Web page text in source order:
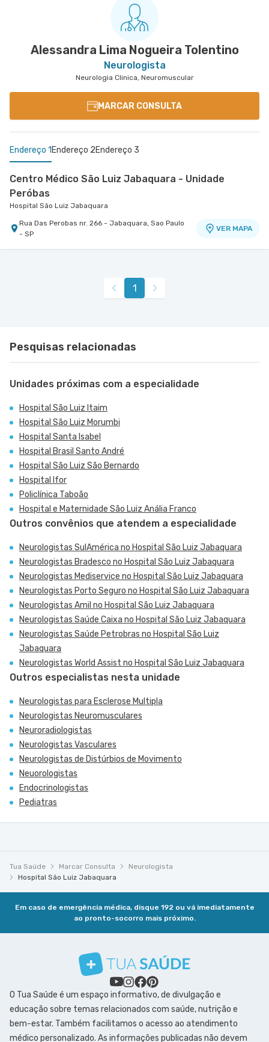
Alessandra Lima Nogueira Tolentino
Neurologista
Neurologia Clinica, Neuromuscular
MARCAR CONSULTA
Endereço 1 Endereço 2Endereço 3
Centro Médico São Luiz Jabaquara - Unidade
Peróbas
Hospital São Luiz Jabaquara
Rua Das Perobas nr. 266 - Jabaquara, Sao Paulo
- SP
VER MAPA
Centro Médico Brasil Santo André - Unidade
Rua Tiradentes nr. 149 - Vila Dora, Santo Andre -
Centro Médico Bartira - Unidade Alfredo Maluf
Avenida Alfredo Maluf nr. 451 - Jardim Santo
1
Pesquisas relacionadas
Unidades próximas com a especialidade
Hospital São Luiz Itaim
Hospital São Luiz Morumbi
Hospital Santa Isabel
Hospital Brasil Santo André
Hospital São Luiz São Bernardo
Hospital Ifor
Policlínica Taboão
Hospital e Maternidade São Luiz Anália Franco
Outros convênios que atendem a especialidade
Neurologistas SulAmérica no Hospital São Luiz Jabaquara
Neurologistas Bradesco no Hospital São Luiz Jabaquara
Neurologistas Mediservice no Hospital São Luiz Jabaquara
Neurologistas Porto Seguro no Hospital São Luiz Jabaquara
Neurologistas Amil no Hospital São Luiz Jabaquara
Neurologistas Saúde Caixa no Hospital São Luiz Jabaquara
Neurologistas Saúde Petrobras no Hospital São Luiz
Jabaquara
Neurologistas World Assist no Hospital São Luiz Jabaquara
Outros especialistas nesta unidade
Neurologistas para Esclerose Multipla
Neurologistas Neuromusculares
Neuroradiologistas
Neurologistas Vasculares
Neurologistas de Distúrbios de Movimento
Neuorologistas
Endocrinologistas
Pediatras
Tua Saúde Marcar Consulta
Neurologista
Hospital São Luiz Jabaquara
Em caso de emergência médica, disque 192 ou vá imediatamente
ao pronto-socorro mais próximo.
O Tua Saúde é um espaço informativo, de divulgação e
educação sobre temas relacionados com saúde, nutrição e
bem-estar. Também facilitamos o acesso ao atendimento
médico personalizado. As informações publicadas não devem